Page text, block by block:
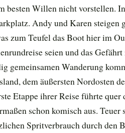
besten Willen nicht vorstellen.
Andy und Karen steigen
zum Teufel das Boot hier im
seien und das
gemeinsamen Wanderung
dem äußersten Nordosten
Etappe ihrer Reise führte
schon komisch aus.
Spritverbrauch durch den